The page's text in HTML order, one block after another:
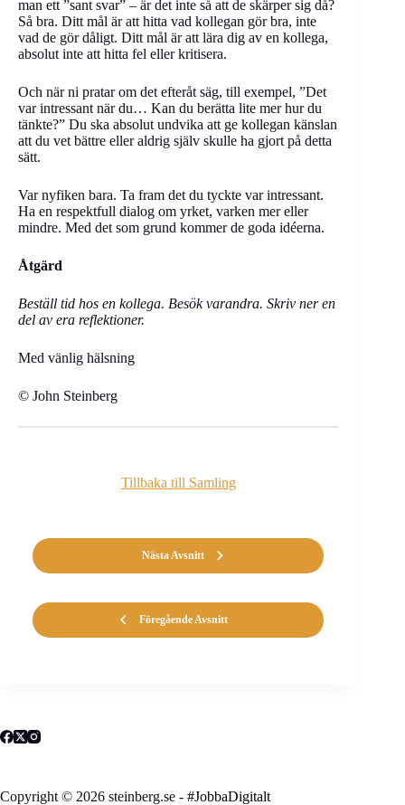
man ett ”sant svar” – är det inte så att de skärper sig då?
Så bra. Ditt mål är att hitta vad kollegan gör bra, inte
vad de gör dåligt. Ditt mål är att lära dig av en kollega,
absolut inte att hitta fel eller kritisera.
Och när ni pratar om det efteråt säg, till exempel, ”Det
var intressant när du… Kan du berätta lite mer hur du
tänkte?” Du ska absolut undvika att ge kollegan känslan
att du vet bättre eller aldrig själv skulle ha gjort på detta
sätt.
Var nyfiken bara. Ta fram det du tyckte var intressant.
Ha en respektfull dialog om yrket, varken mer eller
mindre. Med det som grund kommer de goda idéerna.
Åtgärd
Beställ tid hos en kollega. Besök varandra. Skriv ner en
del av era reflektioner.
Med vänlig hälsning
© John Steinberg
Föregående Avsnitt
Tillbaka till Samling
Nästa Avsnitt
Copyright © 2026 steinberg.se - #JobbaDigitalt